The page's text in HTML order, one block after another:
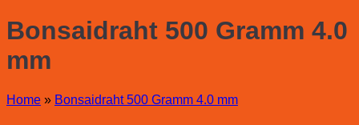
Bonsaidraht 500 Gramm 4.0
mm
Home » Bonsaidraht 500 Gramm 4.0 mm